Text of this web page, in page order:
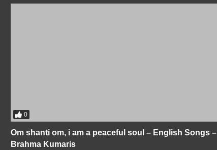
0
Om shanti om, i am a peaceful soul – English Songs –
Brahma Kumaris